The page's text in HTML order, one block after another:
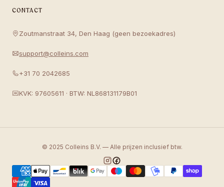
CONTACT
Zoutmanstraat 34, Den Haag (geen bezoekadres)
support@colleins.com
+31 70 2042685
KVK: 97605611 · BTW: NL868131179B01
© 2025 Colleins B.V. — Alle prijzen inclusief btw.